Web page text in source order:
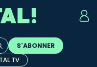
sont
S'ABONNER
TV